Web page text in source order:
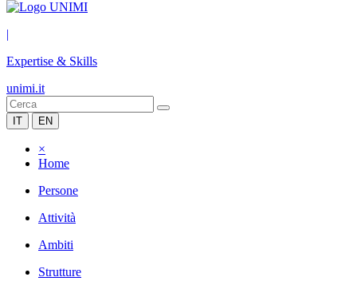
|
Expertise & Skills
unimi.it
IT EN
×
Home
Persone
Attività
Ambiti
Strutture